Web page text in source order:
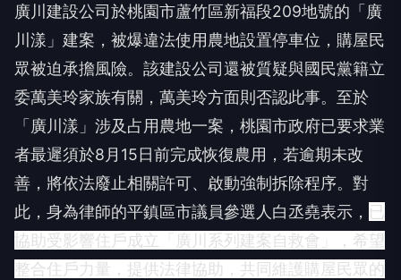
廣川建設公司於桃園市蘆竹區新福段209地號的「廣
川漾」建案，被爆違法使用農地設置停車位，購屋民
眾被迫承擔風險。該建設公司還被質疑與國民黨籍立
委萬美玲家族有關，萬美玲方面則否認此事。至於
「廣川漾」涉及占用農地一案，桃園市政府已要求業
者最遲須於8月15日前完成恢復農用，若逾期未改
善，將依法廢止相關許可、啟動強制拆除程序。對
此，身為律師的平鎮區市議員參選人白丞堯表示， 已
協助受影響住戶成立「廣川系列建案自救會」，希望
整合住戶力量，提供法律協助，共同維護購屋民眾的